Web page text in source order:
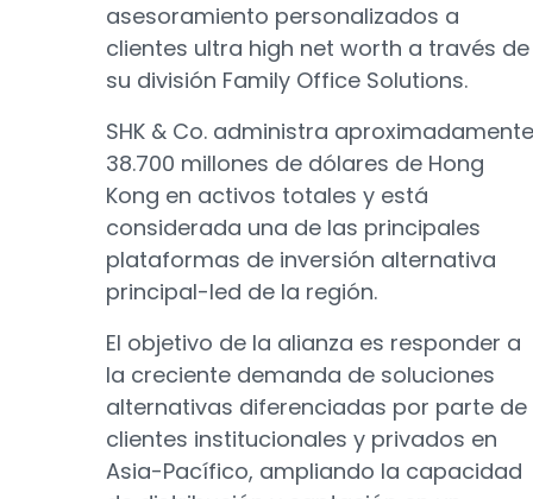
asesoramiento personalizados a
clientes ultra high net worth a través de
su división Family Office Solutions.
SHK & Co. administra aproximadamente
38.700 millones de dólares de Hong
Kong en activos totales y está
considerada una de las principales
plataformas de inversión alternativa
principal-led de la región.
El objetivo de la alianza es responder a
la creciente demanda de soluciones
alternativas diferenciadas por parte de
clientes institucionales y privados en
Asia-Pacífico, ampliando la capacidad